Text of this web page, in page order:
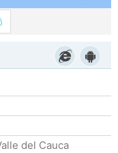
del Cauca